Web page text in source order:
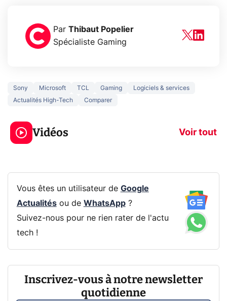
Par Thibaut Popelier
Spécialiste Gaming
Sony Microsoft TCL Gaming
Logiciels & services
Actualités High-Tech
Comparer
Vidéos Voir tout
3 écrans en 1 pour
319€ ? Voici L'AOC
CQ32G4ZA !
prochaine
Vous êtes un utilisateur de Google
Actualitésou de WhatsApp?
Suivez-nous pour ne rien rater de l'actu
tech !
Inscrivez-vous à notre newsletter
quotidienne